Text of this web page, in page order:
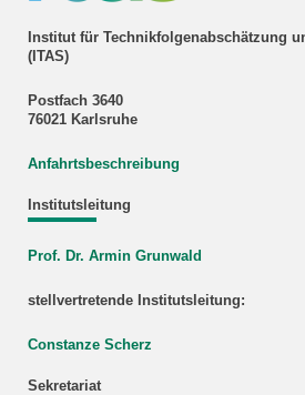
Institut für Technikfolgenabschätzung
(ITAS)
Postfach 3640
76021 Karlsruhe
Anfahrtsbeschreibung
Institutsleitung
Prof. Dr. Armin Grunwald
stellvertretende Institutsleitung:
Constanze Scherz
Sekretariat